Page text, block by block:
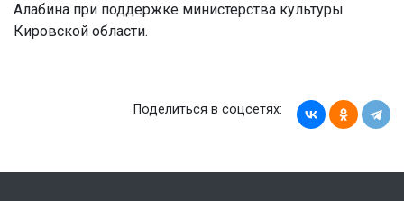
Алабина при поддержке министерства культуры
Кировской области.
Поделиться в соцсетях: